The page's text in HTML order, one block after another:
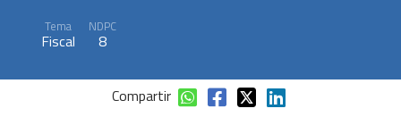
Tema
Fiscal
NDPC
8
Compartir